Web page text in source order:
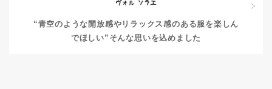
“青空のような開放感やリラックス感のある服を楽しん
でほしい” そんな思いを込めました